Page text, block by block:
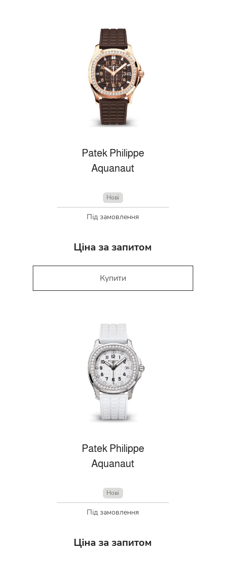
Patek Philippe
Aquanaut
Нові
Під замовлення
Ціна за запитом
Купити
Patek Philippe
Aquanaut
Нові
Під замовлення
Ціна за запитом